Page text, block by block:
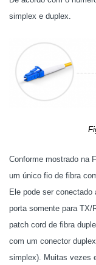
simplex e duplex.
Conforme mostrado na
um único fio de fibra
Ele pode ser
porta somente para TX/
patch cord de fibra
com um conector
simplex). Muitas vezes